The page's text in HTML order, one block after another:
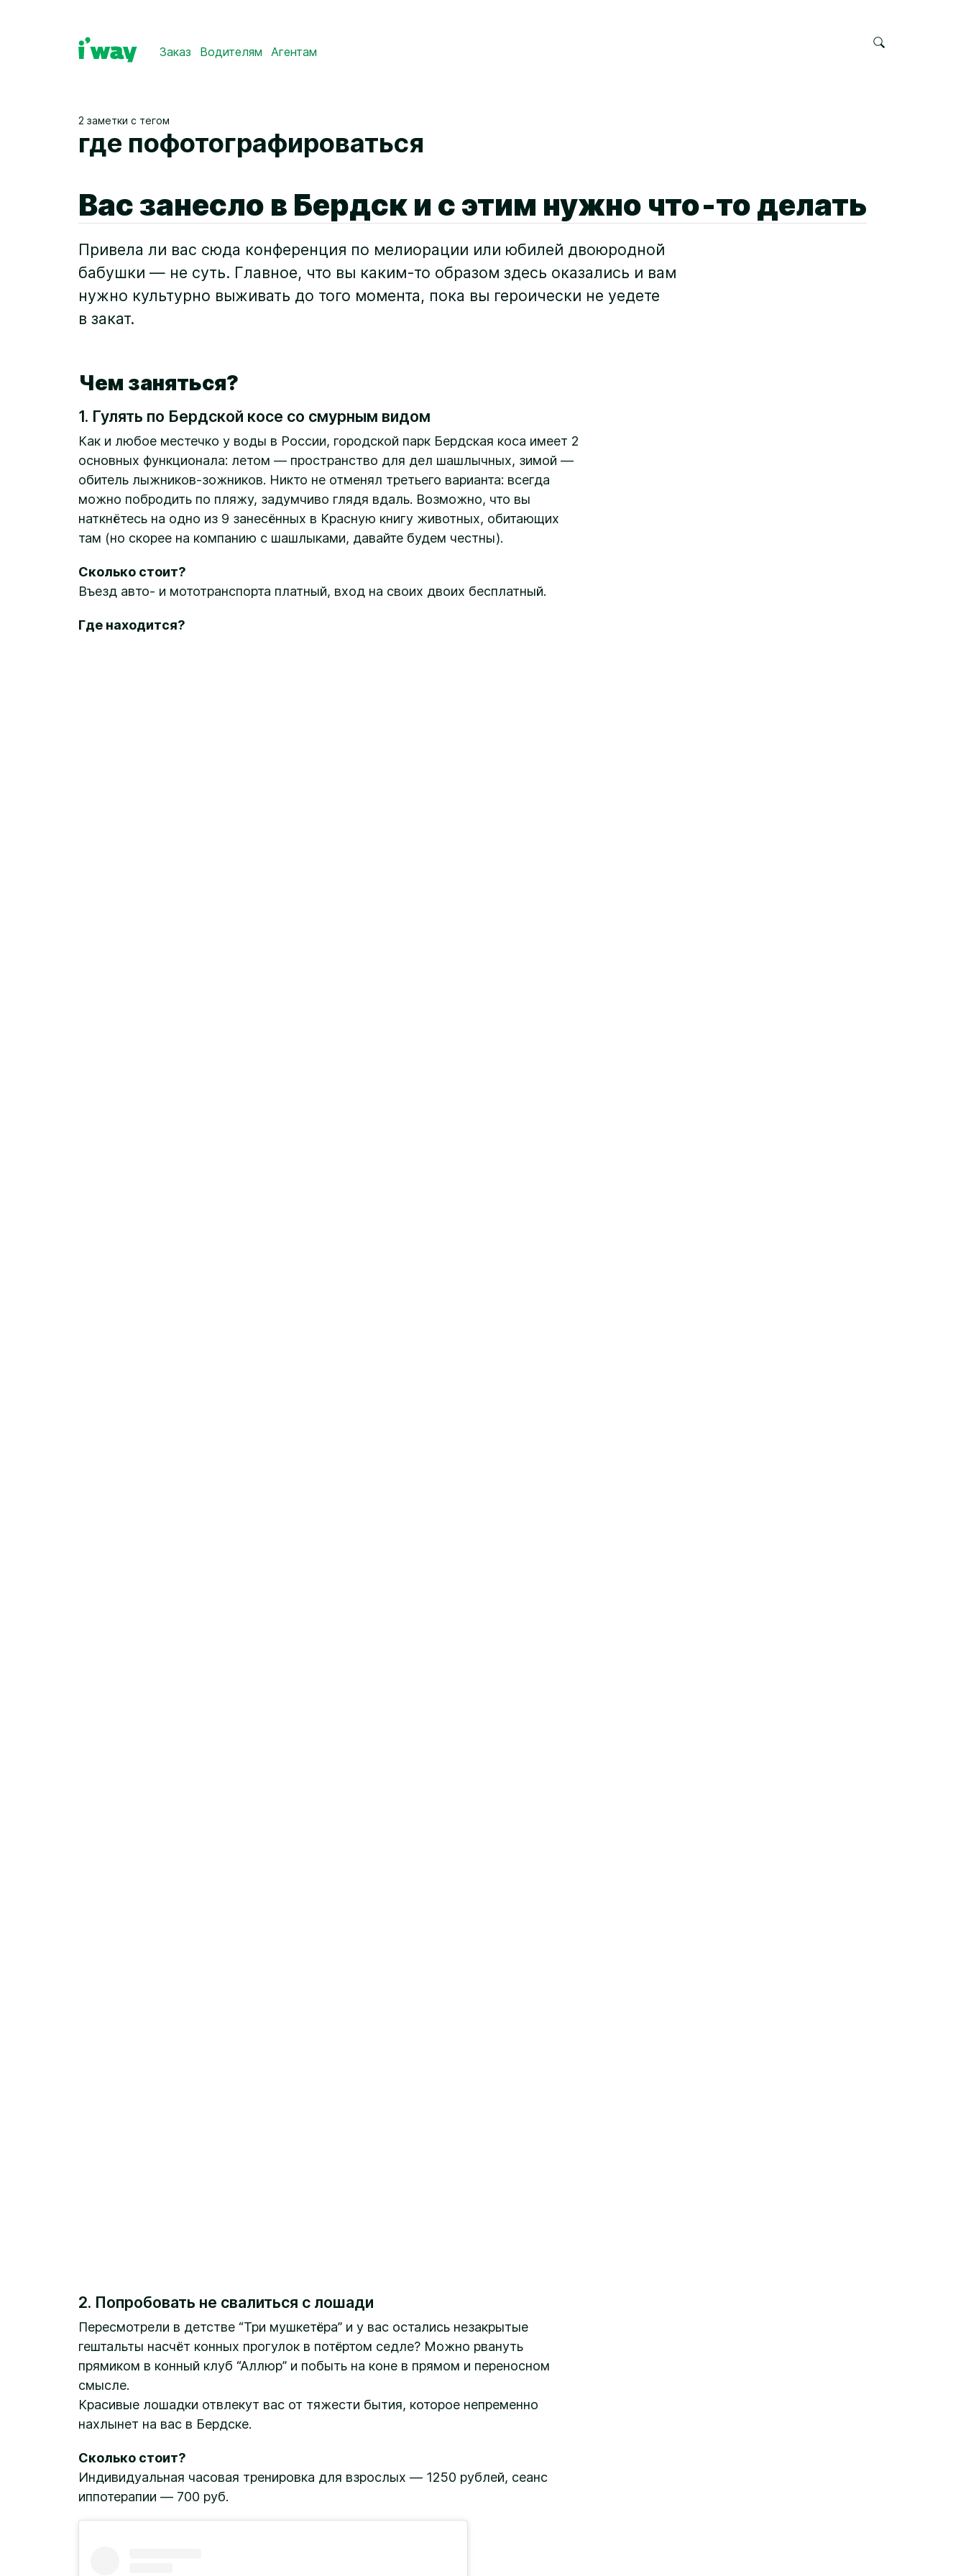
Заказ Водителям Агентам
2 заметки с тегом
где пофотографироваться
Вас занесло в Бердск и с этим нужно что‑то делать
Привела ли вас сюда конференция по мелиорации или юбилей двоюродной
бабушки — не суть. Главное, что вы каким-то образом здесь оказались и вам
нужно культурно выживать до того момента, пока вы героически не уедете
в закат.
Чем заняться?
1. Гулять по Бердской косе со смурным видом
Как и любое местечко у воды в России, городской парк Бердская коса имеет 2
основных функционала: летом — пространство для дел шашлычных, зимой —
обитель лыжников-зожников. Никто не отменял третьего варианта: всегда
можно побродить по пляжу, задумчиво глядя вдаль. Возможно, что вы
наткнётесь на одно из 9 занесённых в Красную книгу животных, обитающих
там (но скорее на компанию с шашлыками, давайте будем честны).
Сколько стоит?
Въезд авто- и мототранспорта платный, вход на своих двоих бесплатный.
Где находится?
2. Попробовать не свалиться с лошади
Пересмотрели в детстве “Три мушкетёра” и у вас остались незакрытые
гештальты насчёт конных прогулок в потёртом седле? Можно рвануть
прямиком в конный клуб “Аллюр” и побыть на коне в прямом и переносном
смысле.
Красивые лошадки отвлекут вас от тяжести бытия, которое непременно
нахлынет на вас в Бердске.
Сколько стоит?
Индивидуальная часовая тренировка для взрослых — 1250 рублей, сеанс
иппотерапии — 700 руб.